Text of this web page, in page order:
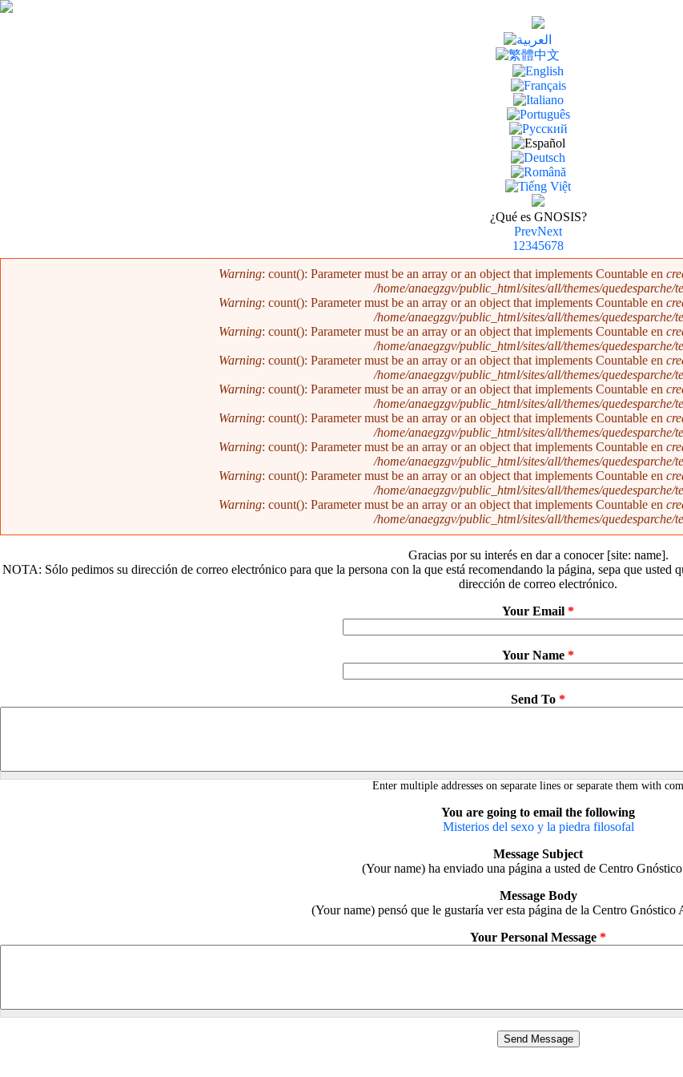
¿Qué es GNOSIS?
PrevNext
1 2345678
Warning: count(): Parameter must be an array or an object that implements Countable en
/home/anaegzgv/public_html/sites/all/themes/quedesparche/
Warning: count(): Parameter must be an array or an object that implements Countable en
/home/anaegzgv/public_html/sites/all/themes/quedesparche/
Warning: count(): Parameter must be an array or an object that implements Countable en
/home/anaegzgv/public_html/sites/all/themes/quedesparche/
Warning: count(): Parameter must be an array or an object that implements Countable en
/home/anaegzgv/public_html/sites/all/themes/quedesparche/
Warning: count(): Parameter must be an array or an object that implements Countable en
/home/anaegzgv/public_html/sites/all/themes/quedesparche/
Warning: count(): Parameter must be an array or an object that implements Countable en
/home/anaegzgv/public_html/sites/all/themes/quedesparche/
Warning: count(): Parameter must be an array or an object that implements Countable en
/home/anaegzgv/public_html/sites/all/themes/quedesparche/
Warning: count(): Parameter must be an array or an object that implements Countable en
/home/anaegzgv/public_html/sites/all/themes/quedesparche/
Warning: count(): Parameter must be an array or an object that implements Countable en
/home/anaegzgv/public_html/sites/all/themes/quedesparche/
Gracias por su interés en dar a conocer [site: name].
NOTA: Sólo pedimos su dirección de correo electrónico para que la persona con la que está recomendando la página, sepa que
dirección de correo electrónico.
Your Email *
Your Name *
Send To *
Enter multiple addresses on separate lines or separate them with
You are going to email the following
Misterios del sexo y la piedra filosofal
Message Subject
(Your name) ha enviado una página a usted de Centro
Message Body
(Your name) pensó que le gustaría ver esta página de la Centro Gnóstico
Your Personal Message *